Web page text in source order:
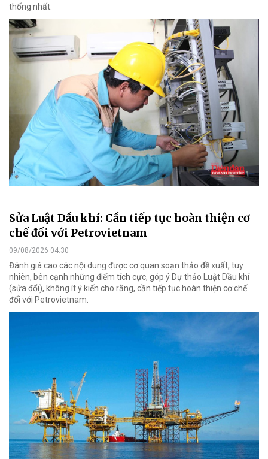
thống nhất.
Sửa Luật Dầu khí: Cần tiếp tục hoàn thiện cơ
chế đối với Petrovietnam
09/08/2026 04:30
Đánh giá cao các nội dung được cơ quan soạn thảo đề xuất, tuy
nhiên, bên cạnh những điểm tích cực, góp ý Dự thảo Luật Dầu khí
(sửa đổi), không ít ý kiến cho rằng, cần tiếp tục hoàn thiện cơ chế
đối với Petrovietnam.